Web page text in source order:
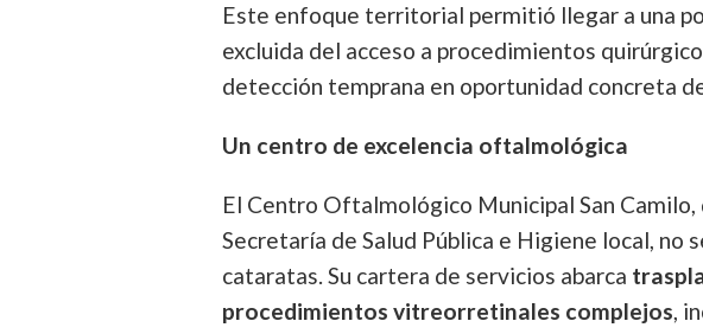
Este enfoque territorial permitió llegar a una
excluida del acceso a procedimientos
detección temprana en oportunidad concreta
Un centro de excelencia oftalmológica
El Centro Oftalmológico Municipal San
Secretaría de Salud Pública e Higiene local, no
cataratas. Su cartera de servicios abarca
procedimientos vitreorretinales complejos,